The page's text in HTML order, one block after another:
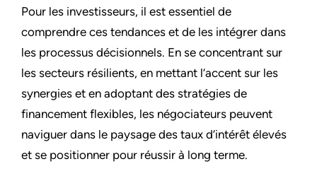
Pour les investisseurs, il est essentiel de
comprendre ces tendances et de les intégrer dans
les processus décisionnels. En se concentrant sur
les secteurs résilients, en mettant l’accent sur les
synergies et en adoptant des stratégies de
financement flexibles, les négociateurs peuvent
naviguer dans le paysage des taux d’intérêt élevés
et se positionner pour réussir à long terme.